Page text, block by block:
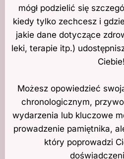
mógł podzielić się
kiedy tylko zechcesz i
jakie dane dotyczące
leki, terapie itp.)
Ciebie!
Możesz opowiedzieć
chronologicznym,
wydarzenia lub kluczowe
prowadzenie pamiętnika,
który poprowadzi